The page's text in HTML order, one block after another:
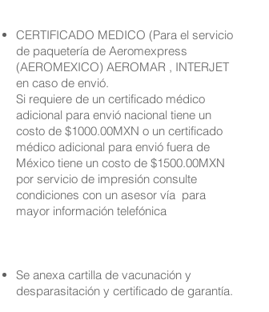
CERTIFICADO MEDICO (Para el servicio
de paquetería de Aeromexpress
(AEROMEXICO) AEROMAR , INTERJET
en caso de envió.
Si requiere de un certificado médico
adicional para envió nacional tiene un
costo de $1000.00MXN o un certificado
médico adicional para envió fuera de
México tiene un costo de $1500.00MXN
por servicio de impresión consulte
condiciones con un asesor vía para
mayor información telefónica
Se anexa cartilla de vacunación y
desparasitación y certificado de garantía.